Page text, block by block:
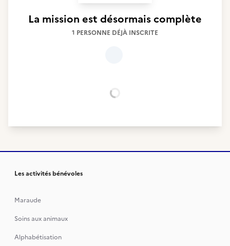
La mission est désormais complète
1 PERSONNE DÉJÀ INSCRITE
Chargement...
Les activités bénévoles
Maraude
Soins aux animaux
Alphabétisation